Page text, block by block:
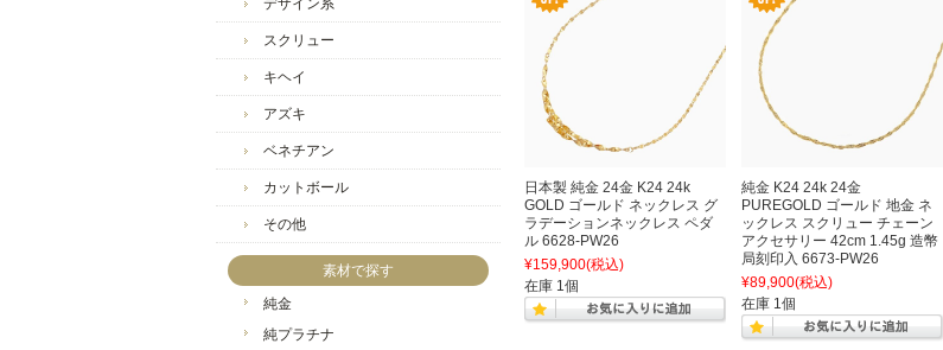
日本製 純金 24金 K24 24k
GOLD ゴールド ネックレス グ
ラデーションネックレス ペダ
ル 6628-PW26
¥159,900(税込)
在庫 1個
純金 K24 24k 24金
PUREGOLD ゴールド 地金 ネ
ックレス スクリュー チェーン
アクセサリー 42cm 1.45g 造幣
局刻印入 6673-PW26
¥89,900(税込)
在庫 1個
デザイン系
スクリュー
キヘイ
アズキ
ベネチアン
カットボール
その他
素材で探す
純金
純プラチナ